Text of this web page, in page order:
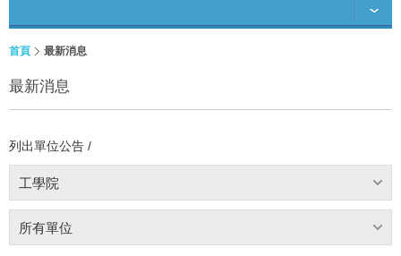
首頁 最新消息
最新消息
列出單位公告 /
工學院
所有單位